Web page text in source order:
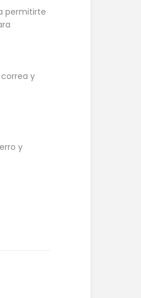
permitirte
y
y